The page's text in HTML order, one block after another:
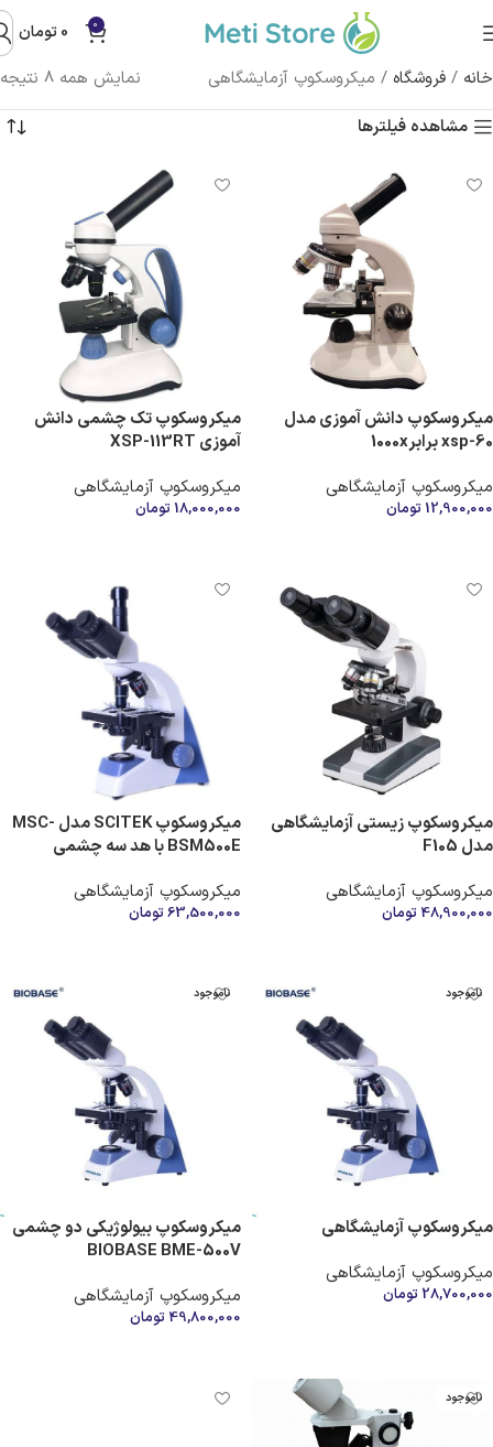
0
0تومان
خانه / فروشگاه / میکروسکوپ آزمایشگاهی
نمایش همه 8 نتیجه
مشاهده فیلترها
میکروسکوپ دانش آموزی مدل
xsp-60 برابر1000x
میکروسکوپ آزمایشگاهی
12,900,000 تومان
میکروسکوپ تک چشمی دانش
آموزی XSP-113RT
میکروسکوپ آزمایشگاهی
18,000,000 تومان
میکروسکوپ زیستی آزمایشگاهی
مدل F105
میکروسکوپ آزمایشگاهی
48,900,000 تومان
میکروسکوپ SCITEK مدل MSC-
BSM500E با هد سه‌ چشمی
میکروسکوپ آزمایشگاهی
63,500,000تومان
ناموجود
میکروسکوپ آزمایشگاهی
میکروسکوپ آزمایشگاهی
28,700,000 تومان
ناموجود
میکروسکوپ بیولوژیکی دو چشمی
BIOBASE BME-500V
میکروسکوپ آزمایشگاهی
49,800,000 تومان
ناموجود